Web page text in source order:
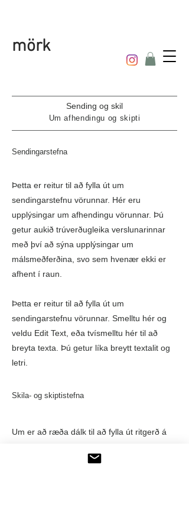
mörk
Sending og skil
Um afhendingu og skipti
Sendingarstefna
Þetta er reitur til að fylla út um
sendingarstefnu vörunnar. Hér eru
upplýsingar um afhendingu vörunnar. Þú
getur aukið trúverðugleika verslunarinnar
með því að sýna upplýsingar um
málsmeðferðina, svo sem hvenær ekki er
afhent í raun.
Þetta er reitur til að fylla út um
sendingarstefnu vörunnar. Smelltu hér og
veldu Edit Text, eða tvísmelltu hér til að
breyta texta. Þú getur líka breytt textalit og
letri.
Skila- og skiptistefna
Um er að ræða dálk til að fylla út ritgerð á
viðskiptaviðskipti. Svona geta kaupendur